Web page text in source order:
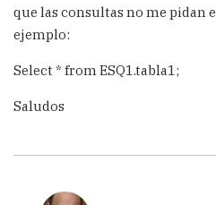
que las consultas no me pidan
ejemplo:
Select * from ESQ1.tabla1;
Saludos